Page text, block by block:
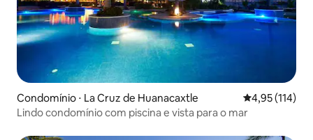
Condomínio ⋅ La Cruz de Huanacaxtle 4,95 de uma
4,95 (114)
Lindo condomínio com piscina e vista para o mar